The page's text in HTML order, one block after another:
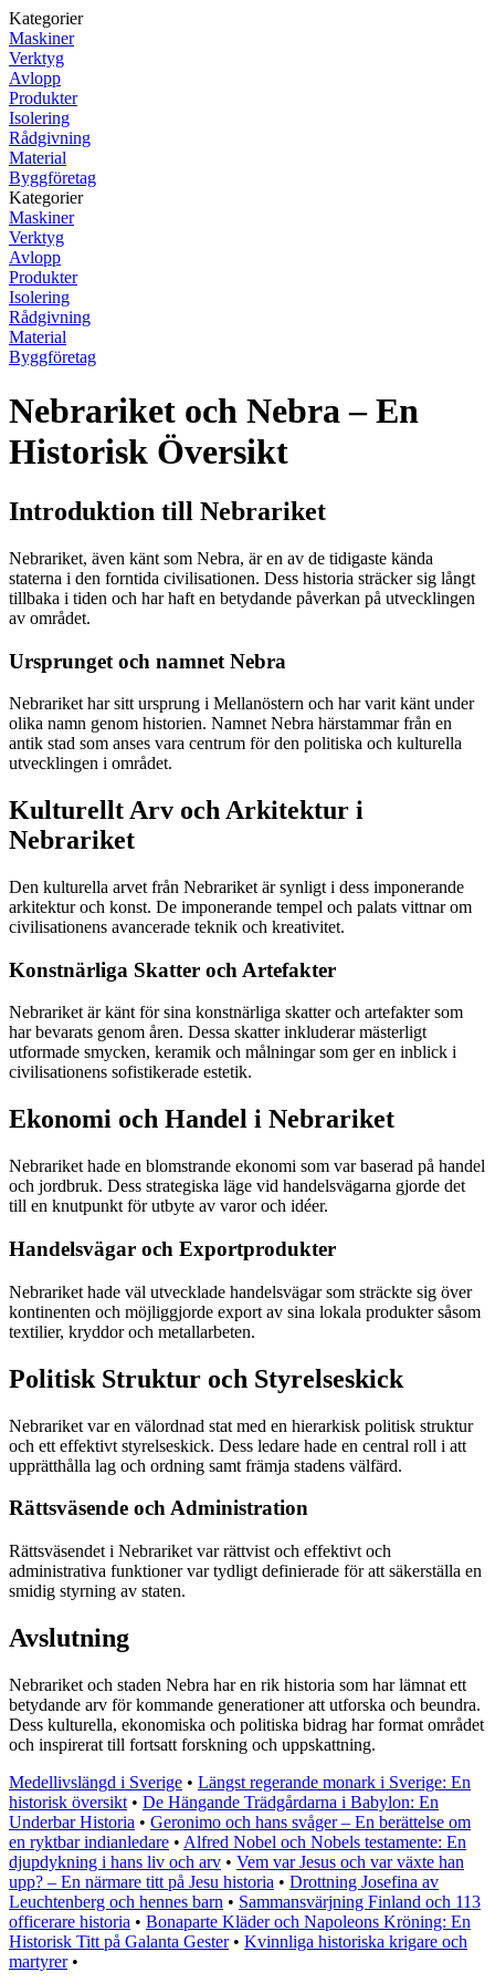
Kategorier
Maskiner
Verktyg
Avlopp
Produkter
Isolering
Rådgivning
Material
Byggföretag
Kategorier
Maskiner
Verktyg
Avlopp
Produkter
Isolering
Rådgivning
Material
Byggföretag
Nebrariket och Nebra – En
Historisk Översikt
Introduktion till Nebrariket
Nebrariket, även känt som Nebra, är en av de tidigaste kända
staterna i den forntida civilisationen. Dess historia sträcker sig långt
tillbaka i tiden och har haft en betydande påverkan på utvecklingen
av området.
Ursprunget och namnet Nebra
Nebrariket har sitt ursprung i Mellanöstern och har varit känt under
olika namn genom historien. Namnet Nebra härstammar från en
antik stad som anses vara centrum för den politiska och kulturella
utvecklingen i området.
Kulturellt Arv och Arkitektur i
Nebrariket
Den kulturella arvet från Nebrariket är synligt i dess imponerande
arkitektur och konst. De imponerande tempel och palats vittnar om
civilisationens avancerade teknik och kreativitet.
Konstnärliga Skatter och Artefakter
Nebrariket är känt för sina konstnärliga skatter och artefakter som
har bevarats genom åren. Dessa skatter inkluderar mästerligt
utformade smycken, keramik och målningar som ger en inblick i
civilisationens sofistikerade estetik.
Ekonomi och Handel i Nebrariket
Nebrariket hade en blomstrande ekonomi som var baserad på handel
och jordbruk. Dess strategiska läge vid handelsvägarna gjorde det
till en knutpunkt för utbyte av varor och idéer.
Handelsvägar och Exportprodukter
Nebrariket hade väl utvecklade handelsvägar som sträckte sig över
kontinenten och möjliggjorde export av sina lokala produkter såsom
textilier, kryddor och metallarbeten.
Politisk Struktur och Styrelseskick
Nebrariket var en välordnad stat med en hierarkisk politisk struktur
och ett effektivt styrelseskick. Dess ledare hade en central roll i att
upprätthålla lag och ordning samt främja stadens välfärd.
Rättsväsende och Administration
Rättsväsendet i Nebrariket var rättvist och effektivt och
administrativa funktioner var tydligt definierade för att säkerställa en
smidig styrning av staten.
Avslutning
Nebrariket och staden Nebra har en rik historia som har lämnat ett
betydande arv för kommande generationer att utforska och beundra.
Dess kulturella, ekonomiska och politiska bidrag har format området
och inspirerat till fortsatt forskning och uppskattning.
Medellivslängd i Sverige • Längst regerande monark i Sverige: En
historisk översikt • De Hängande Trädgårdarna i Babylon: En
Underbar Historia • Geronimo och hans svåger – En berättelse om
en ryktbar indianledare • Alfred Nobel och Nobels testamente: En
djupdykning i hans liv och arv • Vem var Jesus och var växte han
upp? – En närmare titt på Jesu historia • Drottning Josefina av
Leuchtenberg och hennes barn • Sammansvärjning Finland och 113
officerare historia • Bonaparte Kläder och Napoleons Kröning: En
Historisk Titt på Galanta Gester• Kvinnliga historiska krigare och
martyrer•